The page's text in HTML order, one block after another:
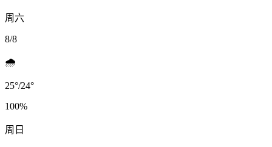
周六
8/8
🌧️
25°/24°
100%
周日